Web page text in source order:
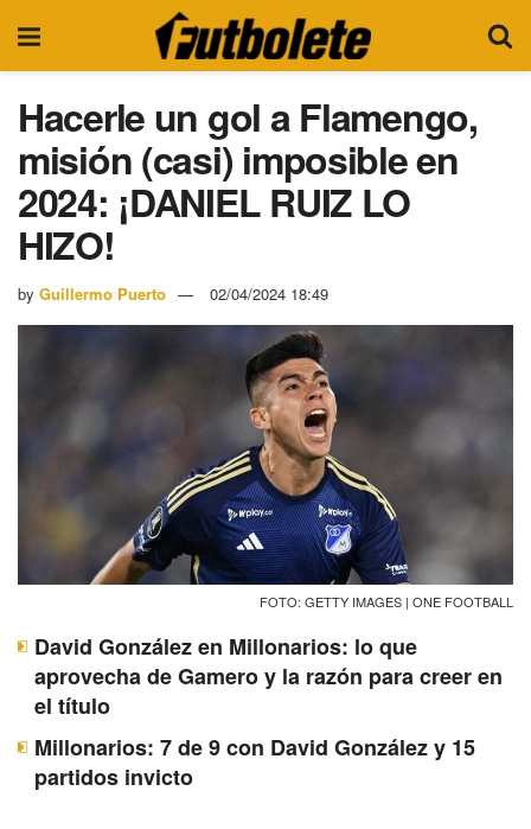
Hacerle un gol a Flamengo,
misión (casi) imposible en
2024: ¡DANIEL RUIZ LO
HIZO!
by Guillermo Puerto 02/04/2024 18:49
FOTO: GETTY IMAGES | ONE FOOTBALL
David González en Millonarios: lo que
aprovecha de Gamero y la razón para creer en
el título
Millonarios: 7 de 9 con David González y 15
partidos invicto